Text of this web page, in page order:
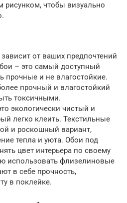
рисунком, чтобы визуально
от ваших предпочтений
– это самый доступный
прочные и не влагостойкие.
прочный и влагостойкий
токсичными.
экологически чистый и
легко клеить. Текстильные
и роскошный вариант,
тепла и уюта. Обои под
цвет интерьера по своему
использовать флизелиновые
в себе прочность,
в поклейке.